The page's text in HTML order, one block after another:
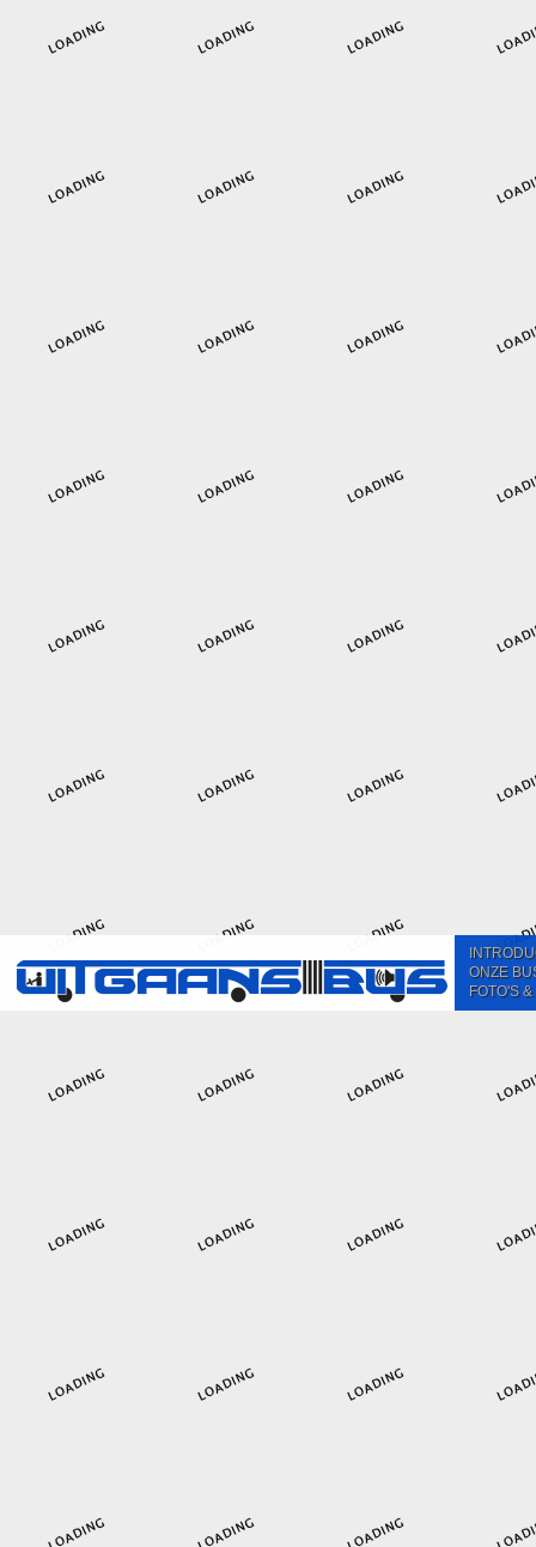
ONZE
FOTO'S